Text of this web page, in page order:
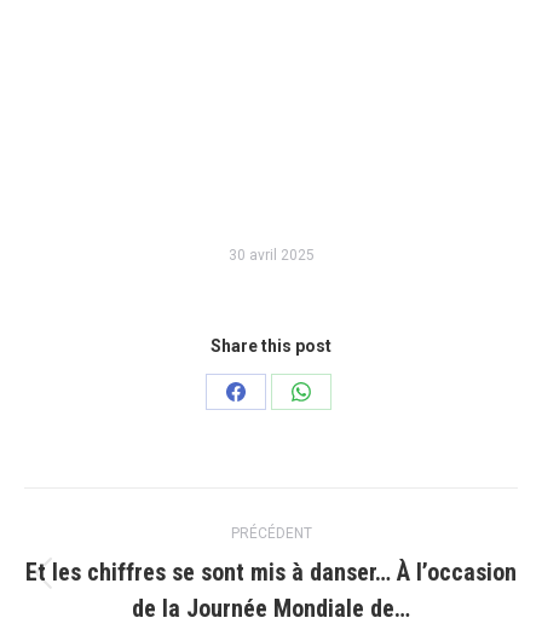
30 avril 2025
Share this post
PartagerPartager
article
PRÉCÉDENT
Article
précédent
Et les chiffres se sont mis à danser… À l’occasion
de la Journée Mondiale de…